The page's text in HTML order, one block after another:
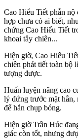
Cao Hiểu Tiết phẫn nộ
hợp chưa có ai biết,
chứng Cao Hiểu Tiết
khoai tây chiên...
Hiện giờ, Cao Hiểu
chiên phát tiết toàn bộ
tượng được.
Huấn luyện nâng cao
lý đứng trước mặt hắn,
để hắn chụp bóng.
Hiện giờ Trần Húc
giác còn tốt, nhưng